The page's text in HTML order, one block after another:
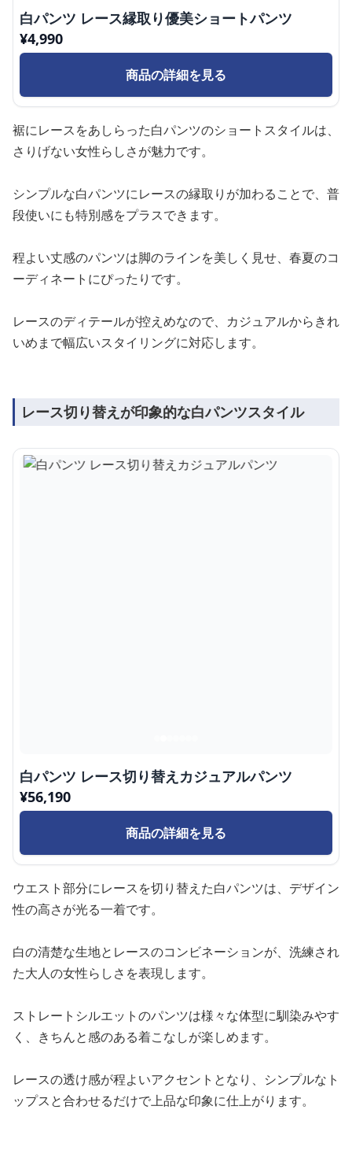
白パンツ レース縁取り優美ショートパンツ
¥4,990
商品の詳細を見る
裾にレースをあしらった白パンツのショートスタイルは、
さりげない女性らしさが魅力です。
シンプルな白パンツにレースの縁取りが加わることで、普
段使いにも特別感をプラスできます。
程よい丈感のパンツは脚のラインを美しく見せ、春夏のコ
ーディネートにぴったりです。
レースのディテールが控えめなので、カジュアルからきれ
いめまで幅広いスタイリングに対応します。
レース切り替えが印象的な白パンツスタイル
白パンツ レース切り替えカジュアルパンツ
¥56,190
商品の詳細を見る
ウエスト部分にレースを切り替えた白パンツは、デザイン
性の高さが光る一着です。
白の清楚な生地とレースのコンビネーションが、洗練され
た大人の女性らしさを表現します。
ストレートシルエットのパンツは様々な体型に馴染みやす
く、きちんと感のある着こなしが楽しめます。
レースの透け感が程よいアクセントとなり、シンプルなト
ップスと合わせるだけで上品な印象に仕上がります。